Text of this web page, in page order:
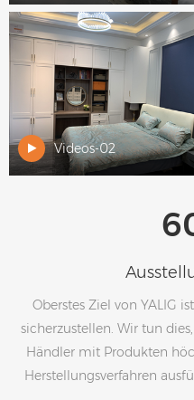
Videos-02
Oberstes Ziel von YALIG
sicherzustellen. Wir tun
Händler mit Produkten
Herstellungsverfahren